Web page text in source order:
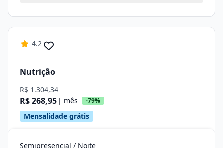
4.2
Nutrição
R$ 1.304,34
R$ 268,95 | mês -79%
Mensalidade grátis
Semipresencial / Noite